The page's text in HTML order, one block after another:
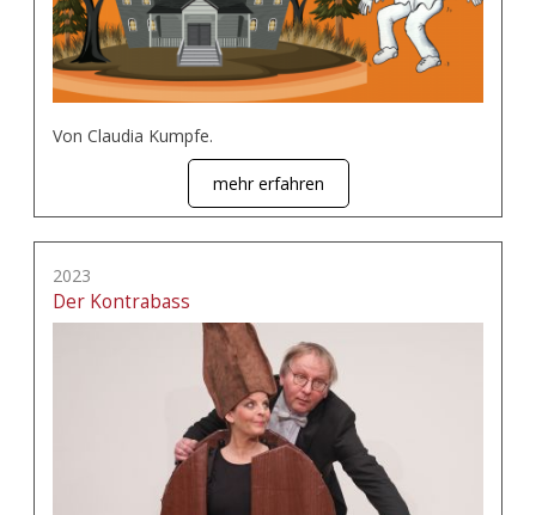
Von Claudia Kumpfe.
mehr erfahren
2023
Der Kontrabass